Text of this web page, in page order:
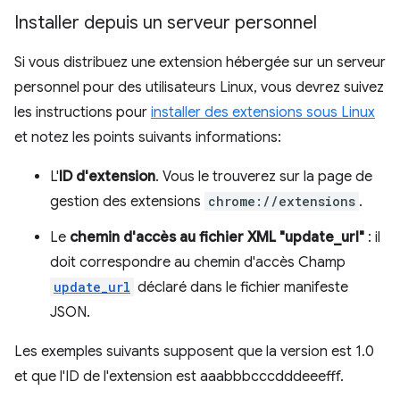
Installer depuis un serveur personnel
Si vous distribuez une extension hébergée sur un serveur
personnel pour des utilisateurs Linux, vous devrez suivez
les instructions pour installer des extensions sous Linux
et notez les points suivants informations:
L'ID d'extension. Vous le trouverez sur la page de
gestion des extensions chrome://extensions .
Le chemin d'accès au fichier XML "update_url" : il
doit correspondre au chemin d'accès Champ
update_url déclaré dans le fichier manifeste
JSON.
Les exemples suivants supposent que la version est 1.0
et que l'ID de l'extension est aaabbbcccdddeeefff.